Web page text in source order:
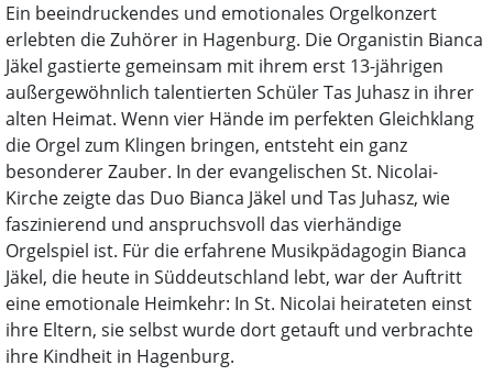
Ein beeindruckendes und emotionales Orgelkonzert
erlebten die Zuhörer in Hagenburg. Die Organistin Bianca
Jäkel gastierte gemeinsam mit ihrem erst 13-jährigen
außergewöhnlich talentierten Schüler Tas Juhasz in ihrer
alten Heimat. Wenn vier Hände im perfekten Gleichklang
die Orgel zum Klingen bringen, entsteht ein ganz
besonderer Zauber. In der evangelischen St. Nicolai-
Kirche zeigte das Duo Bianca Jäkel und Tas Juhasz, wie
faszinierend und anspruchsvoll das vierhändige
Orgelspiel ist. Für die erfahrene Musikpädagogin Bianca
Jäkel, die heute in Süddeutschland lebt, war der Auftritt
eine emotionale Heimkehr: In St. Nicolai heirateten einst
ihre Eltern, sie selbst wurde dort getauft und verbrachte
ihre Kindheit in Hagenburg.